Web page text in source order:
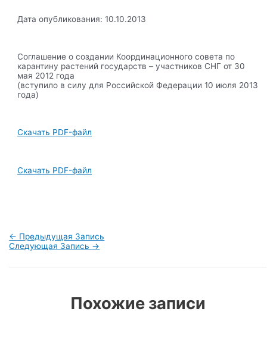
Дата опубликования: 10.10.2013
Соглашение о создании Координационного совета по
карантину растений государств – участников СНГ от 30
мая 2012 года
(вступило в силу для Российской Федерации 10 июля 2013
года)
Скачать PDF-файл
Скачать PDF-файл
Навигация
по
← Предыдущая Запись
Следующая Запись →
Похожие записи